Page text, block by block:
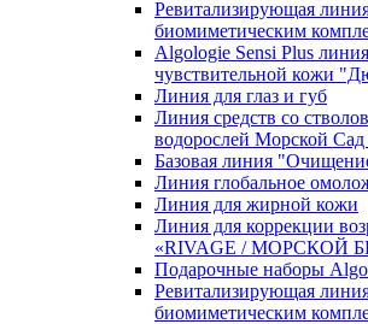
Ревитализирующая
биомиметическим
Algologie Sensi Plus
чувcтвительной кожи
Линия для глаз и губ
Линия средств со
водорослей Морской
Базовая линия
Линия глобальное
Линия для жирной кожи
Линия для коррекции
«RIVAGE / МОРСКОЙ
Подарочные наборы
Ревитализирующая
биомиметическим